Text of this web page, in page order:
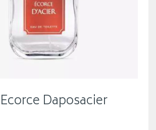
Daposacier